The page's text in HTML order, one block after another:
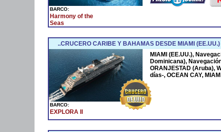
BARCO:
Harmony of the
Seas
..CRUCERO CARIBE Y BAHAMAS DESDE MIAMI (EE.UU.)
BARCO:
EXPLORA II
MIAMI (EE.UU.),
Dominicana),
ORANJESTAD (Aruba),
días-, OCEAN CAY,